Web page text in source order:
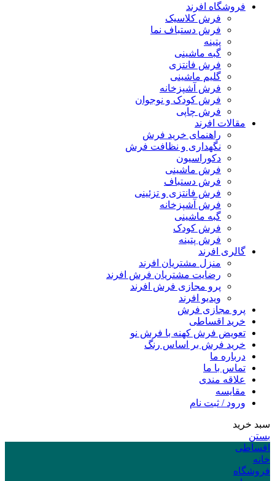
فروشگاه افرند
فرش کلاسیک
فرش دستباف نما
پتینه
گبه ماشینی
فرش فانتزی
گلیم ماشینی
فرش آشپزخانه
فرش کودک و نوجوان
فرش چاپی
مقالات افرند
راهنمای خرید فرش
نگهداری و نظافت فرش
دکوراسیون
فرش ماشینی
فرش دستباف
فرش فانتزی و تزئینی
فرش آشپزخانه
گبه ماشینی
فرش کودک
فرش پتینه
گالری افرند
منزل مشتریان افرند
رضایت مشتریان فرش افرند
پرو مجازی فرش افرند
ویدیو افرند
پرو مجازی فرش
خرید اقساطی
تعویض فرش کهنه با فرش نو
خرید فرش بر اساس رنگ
درباره ما
تماس با ما
علاقه مندی
مقایسه
ورود / ثبت نام
سبد خرید
بستن
اقساطی
خانه
فروشگاه